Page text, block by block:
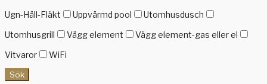
Ugn-Häll-Fläkt
Uppvärmd pool
Utomhusdusch
Utomhusgrill
Vägg element
Vägg element-gas eller el
Vitvaror
WiFi
Sök